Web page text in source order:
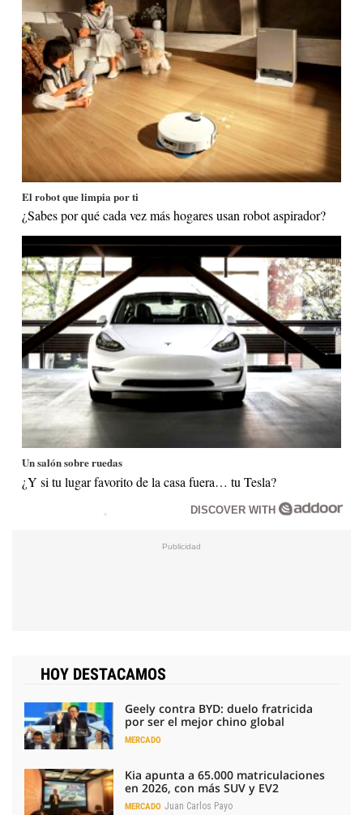
El robot que limpia por ti
¿Sabes por qué cada vez más hogares usan robot aspirador?
Un salón sobre ruedas
¿Y si tu lugar favorito de la casa fuera… tu Tesla?
DISCOVER WITH
HOY DESTACAMOS
Geely contra BYD: duelo fratricida
por ser el mejor chino global
MERCADO
Kia apunta a 65.000 matriculaciones
en 2026, con más SUV y EV2
MERCADO Juan Carlos Payo